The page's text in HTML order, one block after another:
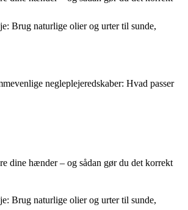
Brug naturlige olier og urter til sunde,
negleplejeredskaber: Hvad passer
dine hænder – og sådan gør du det korrekt
Brug naturlige olier og urter til sunde,